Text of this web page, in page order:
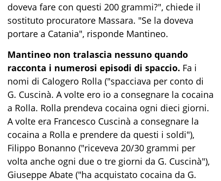
doveva fare con questi 200 grammi?", chiede il
sostituto procuratore Massara. "Se la doveva
portare a Catania", risponde Mantineo.
Mantineo non tralascia nessuno quando
racconta i numerosi episodi di spaccio. Fa i
nomi di Calogero Rolla ("spacciava per conto di
G. Cuscinà. A volte ero io a consegnare la cocaina
a Rolla. Rolla prendeva cocaina ogni dieci giorni.
A volte era Francesco Cuscinà a consegnare la
cocaina a Rolla e prendere da questi i soldi"),
Filippo Bonanno ("riceveva 20/30 grammi per
volta anche ogni due o tre giorni da G. Cuscinà"),
Giuseppe Abate ("ha acquistato cocaina da G.